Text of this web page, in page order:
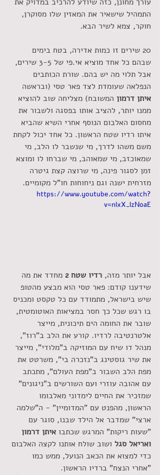
התמהיל שישאיר את המאזין שלו מסוקרן,
חוקר, צמא לשיר הבא.
20 שירים זו כמות אדירה, בטח בימים
שבהם כל אחד מוציא אי.פי של 3-5 שירים,
אבל תלוי מה יש בהם. שורת הכותבים
הנפלאה שעומדת לצד פאר טסי (ובראשה
איתן דרמון המשובח) מצליחה שוב להוציא
ממנו יותר, להציב אותו בפסגה ולשבור את
מחסום האלבום הנוסף אחרי השיא שהביא
איתו רדיו שטח הראשון. כל אחד יכול לקחת
משם משהו לדרך, מי שנשבר לו הלב, מי
שמאוכזב, מי שמאוהב, מי שברחו לו ומוצא
זמן לסגור פינה, מי שרוצה קצת גיטרה
מזרחית ישנה וגם ניחוחות חו"ל מקומיים.
https://www.youtube.com/watch?
v=nlxX_lzNoaE
אבל יותר מזה, רדיו שטח 2 מחדד את מה
שידענו קודם: פאר טסי הוא מבצע מהטופ
שיש בישראל, מתמודד עם כל טקסט ומכניס
בו רגש שכל כך חסר במציאות האוטומטית,
שובר את החומה הים תיכונית, מייצר
אלטרנטיבה לרדיו. קורע את הלב ב"רוז",
מנהל דו שיח עם המוזיקה ב"מלודי", מייצר
את שיר גוסטינג ב"נזכרה בי", משרטט את
מפת הלב השבור ב"מפת העולם", מתכתב
עם אהובה עוזרי ועם השורשים ב"ניגונים"
שמזכיר את החיים לימדוני מאלבומו
הראשון, מהפנט עם "המדומיין" - ה"שלמה
ארצי" שמדבר אל הילד שבנו, סוגר עם
"שעות ריקות" המרגש שכתבו איתן דרמון
ואריאל סגל ושוב שולח אותנו לקצה האלבום
כדי למצוא את הכאב הנועל, ממש כמו
"אחרי הנצח" ברדיו הראשון.